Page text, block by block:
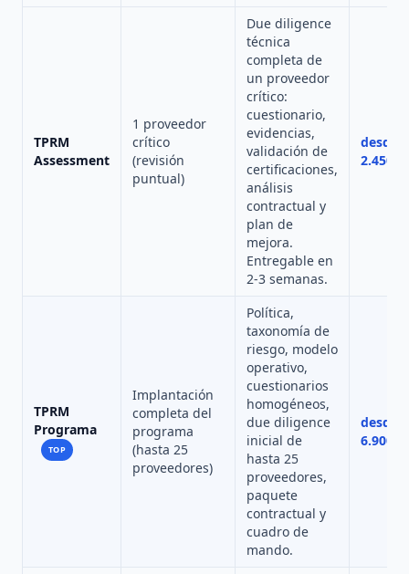
TPRM
Assessment
1 proveedor
crítico
(revisión
puntual)
Due diligence
técnica
completa de
un proveedor
crítico:
cuestionario,
evidencias,
validación de
certificaciones,
análisis
contractual y
plan de
mejora.
Entregable en
2-3 semanas.
desde
2.450 €
TPRM
Programa
TOP
Implantación
completa del
programa
(hasta 25
proveedores)
Política,
taxonomía de
riesgo, modelo
operativo,
cuestionarios
homogéneos,
due diligence
inicial de
hasta 25
proveedores,
paquete
contractual y
cuadro de
mando.
desde
6.900 €